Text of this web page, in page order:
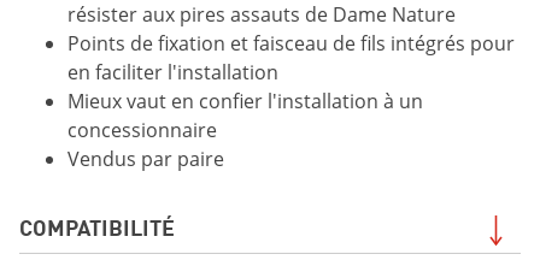
résister aux pires assauts de Dame Nature
Points de fixation et faisceau de fils intégrés pour
en faciliter l'installation
Mieux vaut en confier l'installation à un
concessionnaire
Vendus par paire
COMPATIBILITÉ